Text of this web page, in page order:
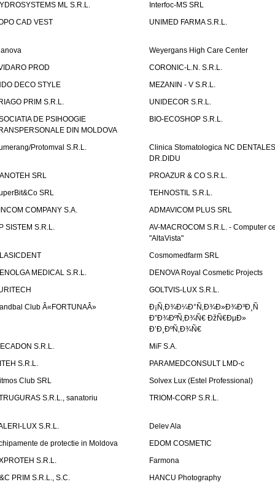
ML S.R.L.
Interfoc-MS SRL
CAD VEST
UNIMED FARMA S.R.L.
Weyergans High Care Center
PROD
CORONIC-L.N. S.R.L.
DECO STYLE
MEZANIN - V S.R.L.
PRIM S.R.L.
UNIDECOR S.R.L.
DE PSIHOOGIE
DIN MOLDOVA
BIO-ECOSHOP S.R.L.
Protomval S.R.L.
Clinica Stomatologica NC DENTALES
DR.DIDU
SRL
PROAZUR & CO S.R.L.
SRL
TEHNOSTIL S.R.L.
COMPANY S.A.
ADMAVICOM PLUS SRL
SISTEM S.R.L.
AV-MACROCOM S.R.L. - Computer
"AltaVista"
Cosmomedfarm SRL
MEDICAL S.R.L.
DENOVA Royal Cosmetic Projects
GOLTVIS-LUX S.R.L.
Club Â«FORTUNAÂ»
Ð¡Ñ‚Ð¾Ð¼Ð°Ñ‚Ð¾Ð»Ð¾Ð³Ð¸Ñ
Ð”Ð¾ÐºÑ‚Ð¾Ñ€ ÐžÑ€ÐµÐ»
Ð’Ð¸ÐºÑ‚Ð¾Ñ€
S.R.L.
MiF S.A.
S.R.L.
PARAMEDCONSULT LMD-c
Club SRL
Solvex Lux (Estel Professional)
S.R.L., sanatoriu
TRIOM-CORP S.R.L.
LUX S.R.L.
Delev Ala
de protectie in Moldova
EDOM COSMETIC
S.R.L.
Farmona
PRIM S.R.L., S.C.
HANCU Photography